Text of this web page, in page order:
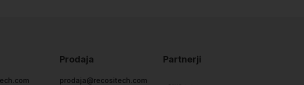
Prodaja
prodaja@recositech.com
Partnerji